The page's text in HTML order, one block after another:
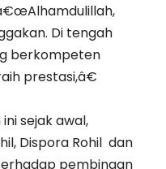
Di tengah
berkompeten
prestasi,â€
sejak awal,
Dispora Rohil dan
pembinaan